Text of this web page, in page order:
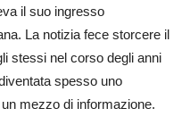
il suo ingresso
La notizia fece storcere il
stessi nel corso degli anni
spesso uno
mezzo di informazione.